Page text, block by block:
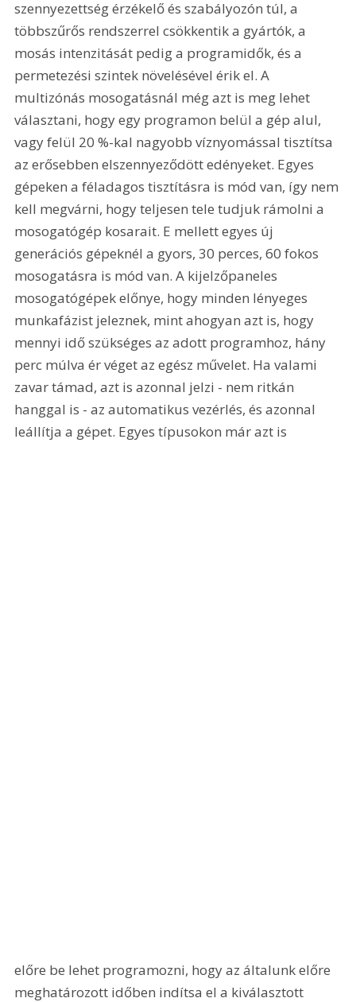
szennyezettség érzékelő és szabályozón túl, a
többszűrős rendszerrel csökkentik a gyártók, a
mosás intenzitását pedig a programidők, és a
permetezési szintek növelésével érik el. A
multizónás mosogatásnál még azt is meg lehet
választani, hogy egy programon belül a gép alul,
vagy felül 20 %-kal nagyobb víznyomással tisztítsa
az erősebben elszennyeződött edényeket. Egyes
gépeken a féladagos tisztításra is mód van, így nem
kell megvárni, hogy teljesen tele tudjuk rámolni a
mosogatógép kosarait. E mellett egyes új
generációs gépeknél a gyors, 30 perces, 60 fokos
mosogatásra is mód van. A kijelzőpaneles
mosogatógépek előnye, hogy minden lényeges
munkafázist jeleznek, mint ahogyan azt is, hogy
mennyi idő szükséges az adott programhoz, hány
perc múlva ér véget az egész művelet. Ha valami
zavar támad, azt is azonnal jelzi - nem ritkán
hanggal is - az automatikus vezérlés, és azonnal
leállítja a gépet. Egyes típusokon már azt is
előre be lehet programozni, hogy az általunk előre
meghatározott időben indítsa el a kiválasztott